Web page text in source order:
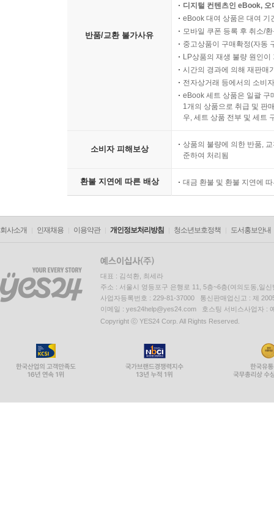
반품/교환 불가사유
디지털 컨텐츠인 eBook,
eBook 대여 상품은 대여 기
모바일 쿠폰 등록 후 취소/
중고상품이 구매확정(자동
LP상품의 재생 불량 원인
시간의 경과에 의해 재판매
전자상거래 등에서의 소비
eBook 세트 상품은 일괄 구
1개의 상품으로 취급 및 판
우, 세트 상품 전부 및 세트
소비자 피해보상
상품의 불량에 의한 반품,
준하여 처리됨
환불 지연에 따른 배상 대금 환불 및 환불 지연에
회사소개 인재채용 이용약관 개인정보처리방침 청소년보호정책 도서홍보안내
대표 : 김석환, 최세라
주소 : 서울시 영등포구 은행로 11, 5층~6층(여의도동,일신
사업자등록번호 : 229-81-37000 통신판매업신고 : 제
이메일 : yes24help@yes24.com 호스팅 서비스사업자 :
Copyright ⓒ YES24 Corp. All Rights Reserved.